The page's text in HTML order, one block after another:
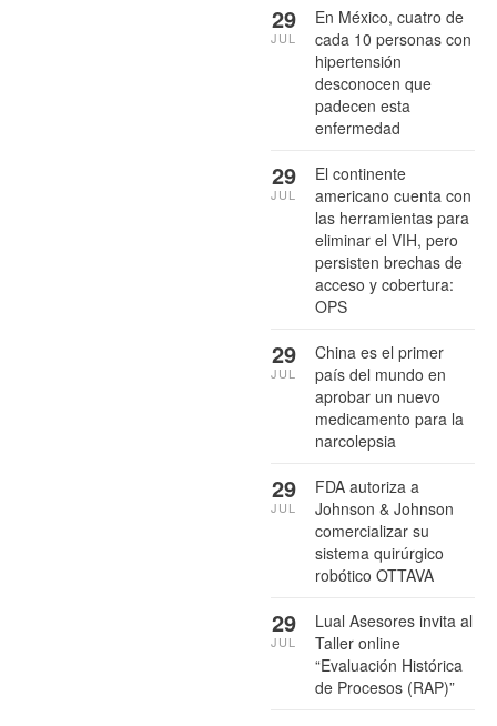
En México, cuatro de
cada 10 personas con
hipertensión
desconocen que
padecen esta
enfermedad
29
JUL
El continente
americano cuenta con
las herramientas para
eliminar el VIH, pero
persisten brechas de
acceso y cobertura:
OPS
29
JUL
China es el primer
país del mundo en
aprobar un nuevo
medicamento para la
narcolepsia
29
JUL
FDA autoriza a
Johnson & Johnson
comercializar su
sistema quirúrgico
robótico OTTAVA
29
JUL
Lual Asesores invita al
Taller online
“Evaluación Histórica
de Procesos (RAP)”
29
JUL